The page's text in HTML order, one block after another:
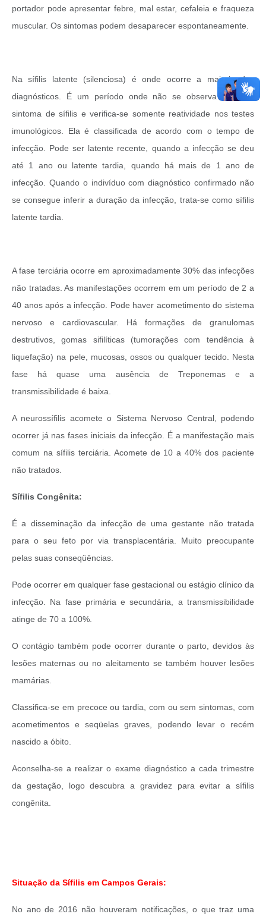
portador pode apresentar febre, mal estar, cefaleia e fraqueza
muscular. Os sintomas podem desaparecer espontaneamente.
Na sífilis latente (silenciosa) é onde ocorre a maioria dos
diagnósticos. É um período onde não se observa sinal ou
sintoma de sífilis e verifica-se somente reatividade nos testes
imunológicos. Ela é classificada de acordo com o tempo de
infecção. Pode ser latente recente, quando a infecção se deu
até 1 ano ou latente tardia, quando há mais de 1 ano de
infecção. Quando o indivíduo com diagnóstico confirmado não
se consegue inferir a duração da infecção, trata-se como sífilis
latente tardia.
A fase terciária ocorre em aproximadamente 30% das infecções
não tratadas. As manifestações ocorrem em um período de 2 a
40 anos após a infecção. Pode haver acometimento do sistema
nervoso e cardiovascular. Há formações de granulomas
destrutivos, gomas sifilíticas (tumorações com tendência à
liquefação) na pele, mucosas, ossos ou qualquer tecido. Nesta
fase há quase uma ausência de Treponemas e a
transmissibilidade é baixa.
A neurossífilis acomete o Sistema Nervoso Central, podendo
ocorrer já nas fases iniciais da infecção. É a manifestação mais
comum na sífilis terciária. Acomete de 10 a 40% dos paciente
não tratados.
Sífilis Congênita:
É a disseminação da infecção de uma gestante não tratada
para o seu feto por via transplacentária. Muito preocupante
pelas suas conseqüências.
Pode ocorrer em qualquer fase gestacional ou estágio clínico da
infecção. Na fase primária e secundária, a transmissibilidade
atinge de 70 a 100%.
O contágio também pode ocorrer durante o parto, devidos às
lesões maternas ou no aleitamento se também houver lesões
mamárias.
Classifica-se em precoce ou tardia, com ou sem sintomas, com
acometimentos e seqüelas graves, podendo levar o recém
nascido a óbito.
Aconselha-se a realizar o exame diagnóstico a cada trimestre
da gestação, logo descubra a gravidez para evitar a sífilis
congênita.
Situação da Sífilis em Campos Gerais:
No ano de 2016 não houveram notificações, o que traz uma